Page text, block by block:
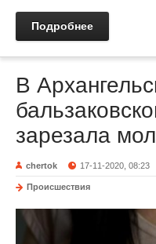
Подробнее
В
зарезала
chertok 17-11-2020, 08:23
Происшествия